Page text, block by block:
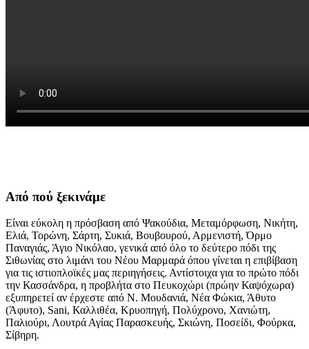
Από πού ξεκινάμε
Είναι εύκολη η πρόσβαση από Ψακούδια, Μεταμόρφωση, Νικήτη,
Ελιά, Τορώνη, Σάρτη, Συκιά, Βουβουρού, Αρμενιστή, Όρμο
Παναγιάς, Άγιο Νικόλαο, γενικά από όλο το δεύτερο πόδι της
Σιθωνίας στο λιμάνι του Νέου Μαρμαρά όπου γίνεται η επιβίβαση
για τις ιστιοπλοϊκές μας περιηγήσεις. Αντίστοιχα για το πρώτο πόδι
την Κασσάνδρα, η προβλήτα στο Πευκοχώρι (πρώην Καψόχωρα)
εξυπηρετεί αν έρχεστε από Ν. Μουδανιά, Νέα Φώκια, Άθυτο
(Άφυτο), Sani, Καλλιθέα, Κρυοπηγή, Πολύχρονο, Χανιώτη,
Παλιούρι, Λουτρά Αγίας Παρασκευής, Σκιώνη, Ποσείδι, Φούρκα,
Σίβηρη.